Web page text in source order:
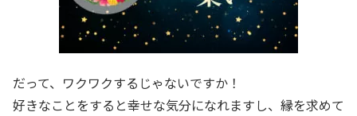
だって、ワクワクするじゃないですか！
好きなことをすると幸せな気分になれますし、縁を求めて